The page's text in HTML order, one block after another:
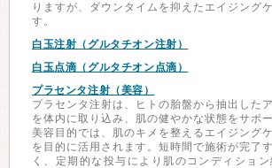
りますが、ダウンタイムを抑えたエイジング
す。
白玉注射（グルタチオン注射）
白玉点滴（グルタチオン点滴）
プラセンタ注射（美容）
プラセンタ注射は、ヒトの胎盤から抽出した
を体内に取り込み、肌の健やかな状態をサポ
美容目的では、肌のキメを整えるエイジング
を目的に活用されます。短時間で施術が完了
く、定期的な投与により肌のコンディショ